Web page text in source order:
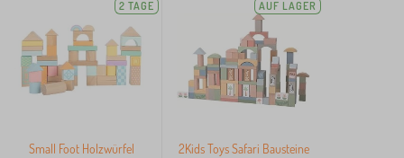
2 TAGE
Small Foot Holzwürfel
AUF LAGER
2Kids Toys Safari Bausteine